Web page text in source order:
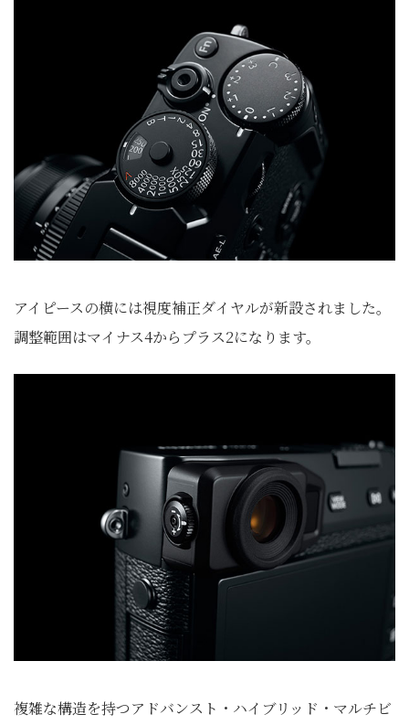
アイピースの横には視度補正ダイヤルが新設されました。
調整範囲はマイナス4からプラス2になります。
複雑な構造を持つアドバンスト・ハイブリッド・マルチビ